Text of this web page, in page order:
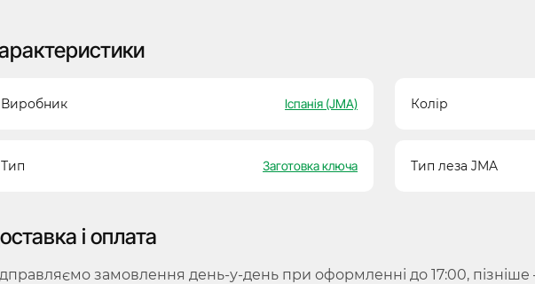
Виробник Іспанія (JMA) Колір
Тип Заготовка ключа Тип леза JMA
і оплата
замовлення день-у-день при оформленні до 17:00,